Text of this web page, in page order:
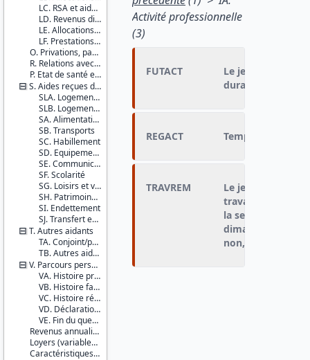
LC. RSA et aides sociales
LD. Revenus divers
LE. Allocations logement
LF. Prestations familiales
O. Privations, pauvreté subjective et indicateur de bonheur
R. Relations avec les parents
P. Etat de santé et recours aux soins des jeunes adultes
S. Aides reçues des parents
SLA. Logement 1
SLB. Logement 2
SA. Alimentation
SB. Transports
SC. Habillement
SD. Equipements
SE. Communications
SF. Scolarité
SG. Loisirs et voyages à l'étranger
SH. Patrimoine (hors logement)
SI. Endettement
SJ. Transfert enfant vers parents
T. Autres aidants
TA. Conjoint/partenaire
TB. Autres aidants
V. Parcours personnel et professionnel
VA. Histoire professionnelle
VB. Histoire familiale
VC. Histoire résidentielle
VD. Déclaration d'impôt
VE. Fin du questionnaire
Revenus annualisés (variables calculées)
Loyers (variables imputées)
Caractéristiques d'enquête
Activité professionnelle
(3)
FUTACT
Le jeune adulte
durant les trois
REGACT Temps exercé au
TRAVREM
Le jeune adulte
travail ne serait-
la semaine
dimanche) qu'il
non, déclaré ou